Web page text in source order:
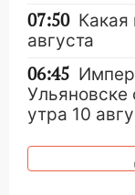
07:50 Какая
августа
06:45
Ульяновске
утра 10
05:18
на 8